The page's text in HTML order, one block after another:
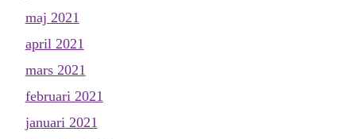
maj 2021
april 2021
mars 2021
februari 2021
januari 2021